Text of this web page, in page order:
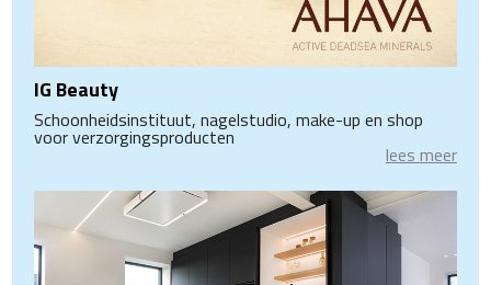
IG Beauty
Schoonheidsinstituut, nagelstudio, make-up en shop
voor verzorgingsproducten
lees meer